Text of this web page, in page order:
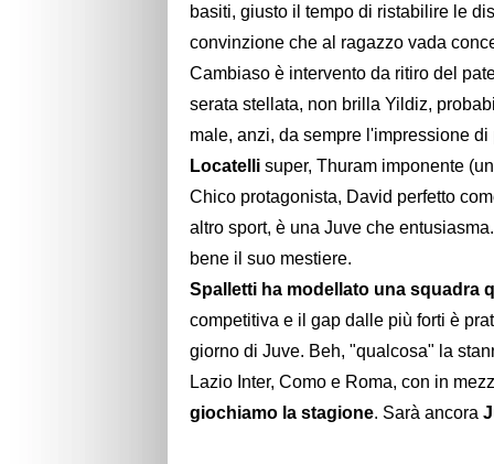
basiti, giusto il tempo di ristabilire le
convinzione che al ragazzo vada
Cambiaso è intervento da ritiro del
serata stellata, non brilla Yildiz,
male, anzi, da sempre l'impressione di
Locatelli super, Thuram imponente
Chico protagonista, David perfetto
altro sport, è una Juve che
bene il suo mestiere.
Spalletti ha modellato una squadra
competitiva e il gap dalle più forti è
giorno di Juve. Beh, "qualcosa" la
Lazio Inter, Como e Roma, con in
giochiamo la stagione. Sarà ancora